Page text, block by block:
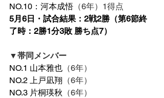
NO.10：河本成悟 （6年）1得点
5月6日・試合結果：2戦2勝（第6節終
了時：2勝1分3敗 勝ち点7）
▼帯同メンバー
NO.1 山本雅也 （6年）
NO.2 上戸凪翔 （6年）
NO.3 片桐瑛秋 （6年）